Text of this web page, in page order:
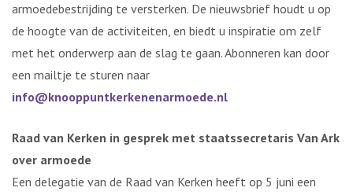
armoedebestrijding te versterken. De nieuwsbrief houdt u op
de hoogte van de activiteiten, en biedt u inspiratie om zelf
met het onderwerp aan de slag te gaan. Abonneren kan door
een mailtje te sturen naar
info@knooppuntkerkenenarmoede.nl
Raad van Kerken in gesprek met staatssecretaris Van Ark
over armoede
Een delegatie van de Raad van Kerken heeft op 5 juni een